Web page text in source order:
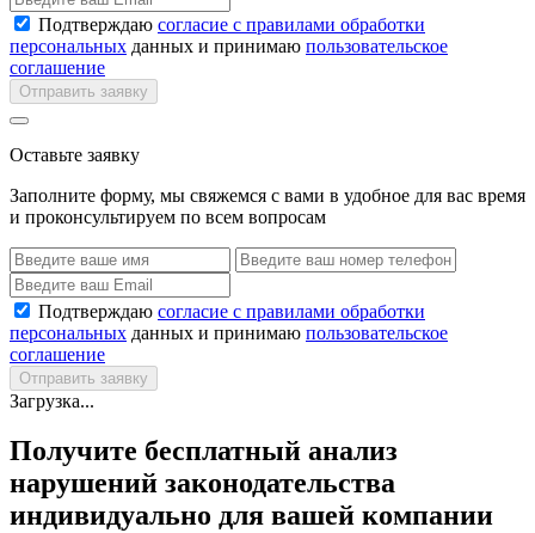
Подтверждаю согласие с правилами обработки
персональных данных и принимаю пользовательское
соглашение
Отправить заявку
Оставьте заявку
Заполните форму, мы свяжемся с вами в удобное для вас время
и проконсультируем по всем вопросам
Подтверждаю согласие с правилами обработки
персональных данных и принимаю пользовательское
соглашение
Отправить заявку
Загрузка...
Получите бесплатный анализ
нарушений законодательства
индивидуально для вашей компании